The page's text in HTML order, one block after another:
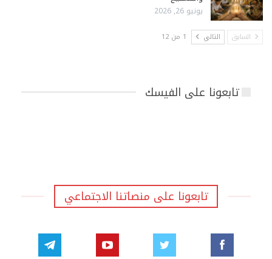
يونيو 26, 2026
السابق التالي 1 من 12
تابعونا على الفيسك
تابعونا على منصاتنا الاجتماعي